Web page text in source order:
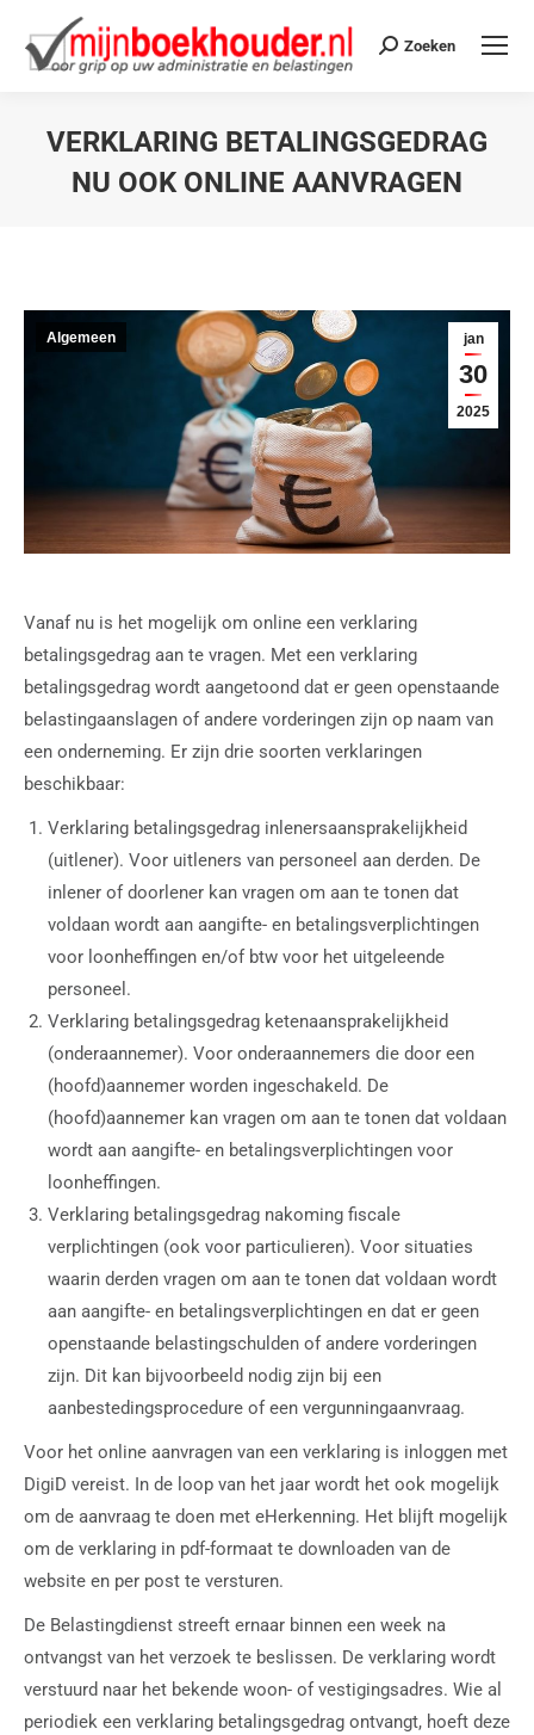
Zoeken
VERKLARING BETALINGSGEDRAG
NU OOK ONLINE AANVRAGEN
jan
30
2025
Algemeen
Vanaf nu is het mogelijk om online een verklaring
betalingsgedrag aan te vragen. Met een verklaring
betalingsgedrag wordt aangetoond dat er geen openstaande
belastingaanslagen of andere vorderingen zijn op naam van
een onderneming. Er zijn drie soorten verklaringen
beschikbaar:
Verklaring betalingsgedrag inlenersaansprakelijkheid
(uitlener). Voor uitleners van personeel aan derden. De
inlener of doorlener kan vragen om aan te tonen dat
voldaan wordt aan aangifte- en betalingsverplichtingen
voor loonheffingen en/of btw voor het uitgeleende
personeel.
Verklaring betalingsgedrag ketenaansprakelijkheid
(onderaannemer). Voor onderaannemers die door een
(hoofd)aannemer worden ingeschakeld. De
(hoofd)aannemer kan vragen om aan te tonen dat voldaan
wordt aan aangifte- en betalingsverplichtingen voor
loonheffingen.
Verklaring betalingsgedrag nakoming fiscale
verplichtingen (ook voor particulieren). Voor situaties
waarin derden vragen om aan te tonen dat voldaan wordt
aan aangifte- en betalingsverplichtingen en dat er geen
openstaande belastingschulden of andere vorderingen
zijn. Dit kan bijvoorbeeld nodig zijn bij een
aanbestedingsprocedure of een vergunningaanvraag.
Voor het online aanvragen van een verklaring is inloggen met
DigiD vereist. In de loop van het jaar wordt het ook mogelijk
om de aanvraag te doen met eHerkenning. Het blijft mogelijk
om de verklaring in pdf-formaat te downloaden van de
website en per post te versturen.
De Belastingdienst streeft ernaar binnen een week na
ontvangst van het verzoek te beslissen. De verklaring wordt
verstuurd naar het bekende woon- of vestigingsadres. Wie al
periodiek een verklaring betalingsgedrag ontvangt, hoeft deze